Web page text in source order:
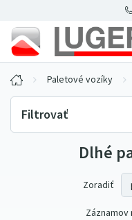
Paletové vozíky
Filtrovať
Skladová dostupnosť
Cena bez DPH
Dlhé
Zoradiť
Záznamov